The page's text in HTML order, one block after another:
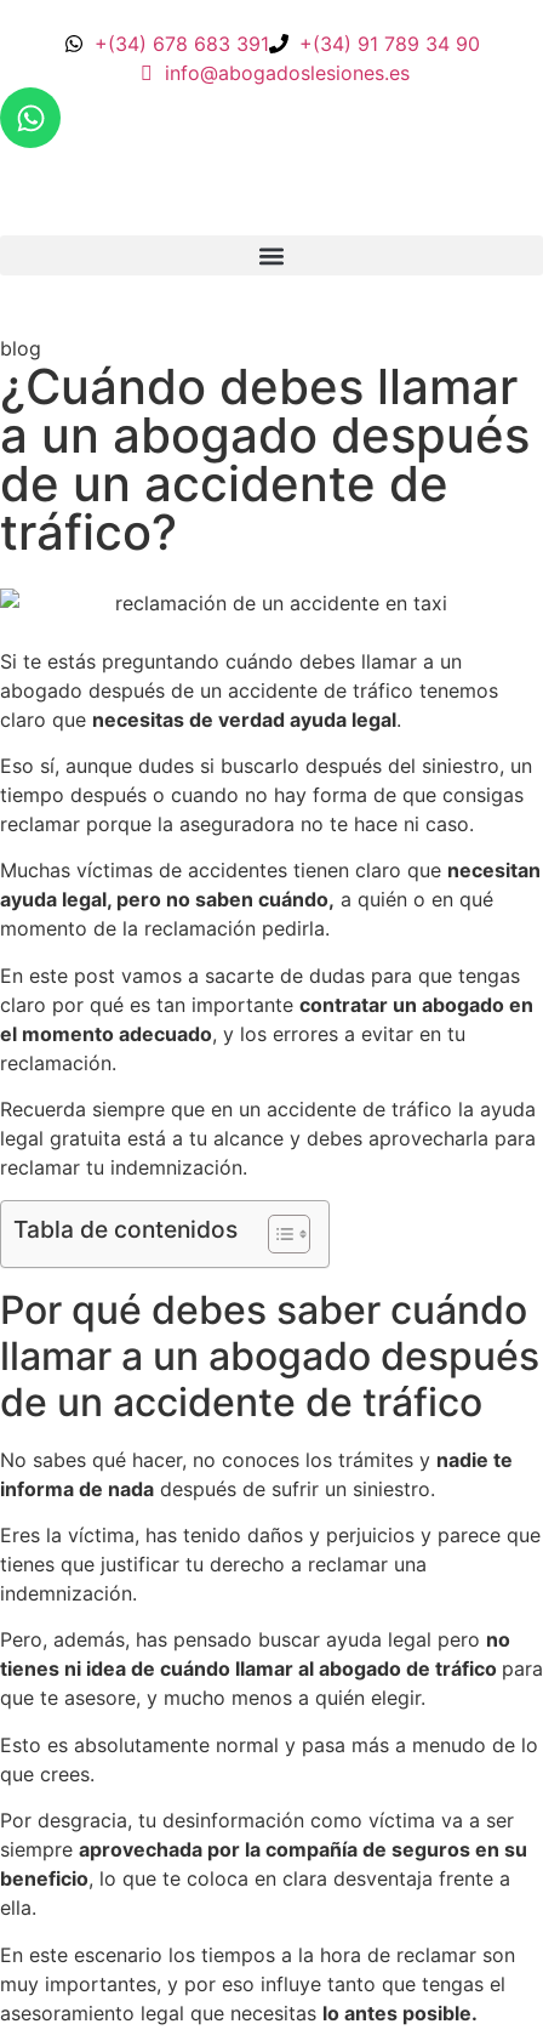
+(34) 678 683 391
+(34) 91 789 34 90
info@abogadoslesiones.es
blog
¿Cuándo debes llamar
a un abogado después
de un accidente de
tráfico?
Si te estás preguntando cuándo debes llamar a un
abogado después de un accidente de tráfico tenemos
claro que necesitas de verdad ayuda legal.
Eso sí, aunque dudes si buscarlo después del siniestro, un
tiempo después o cuando no hay forma de que consigas
reclamar porque la aseguradora no te hace ni caso.
Muchas víctimas de accidentes tienen claro que necesitan
ayuda legal, pero no saben cuándo, a quién o en qué
momento de la reclamación pedirla.
En este post vamos a sacarte de dudas para que tengas
claro por qué es tan importante contratar un abogado en
el momento adecuado, y los errores a evitar en tu
reclamación.
Recuerda siempre que en un accidente de tráfico la ayuda
legal gratuita está a tu alcance y debes aprovecharla para
reclamar tu indemnización.
Tabla de contenidos
Por qué debes saber cuándo
llamar a un abogado después
de un accidente de tráfico
No sabes qué hacer, no conoces los trámites y nadie te
informa de nada después de sufrir un siniestro.
Eres la víctima, has tenido daños y perjuicios y parece que
tienes que justificar tu derecho a reclamar una
indemnización.
Pero, además, has pensado buscar ayuda legal pero no
tienes ni idea de cuándo llamar al abogado de tráfico para
que te asesore, y mucho menos a quién elegir.
Esto es absolutamente normal y pasa más a menudo de lo
que crees.
Por desgracia, tu desinformación como víctima va a ser
siempre aprovechada por la compañía de seguros en su
beneficio, lo que te coloca en clara desventaja frente a
ella.
En este escenario los tiempos a la hora de reclamar son
muy importantes, y por eso influye tanto que tengas el
asesoramiento legal que necesitas lo antes posible.